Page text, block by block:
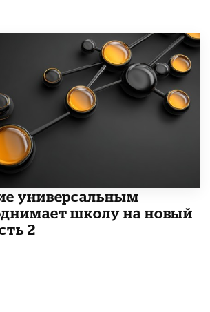
универсальным
школу на новый
2